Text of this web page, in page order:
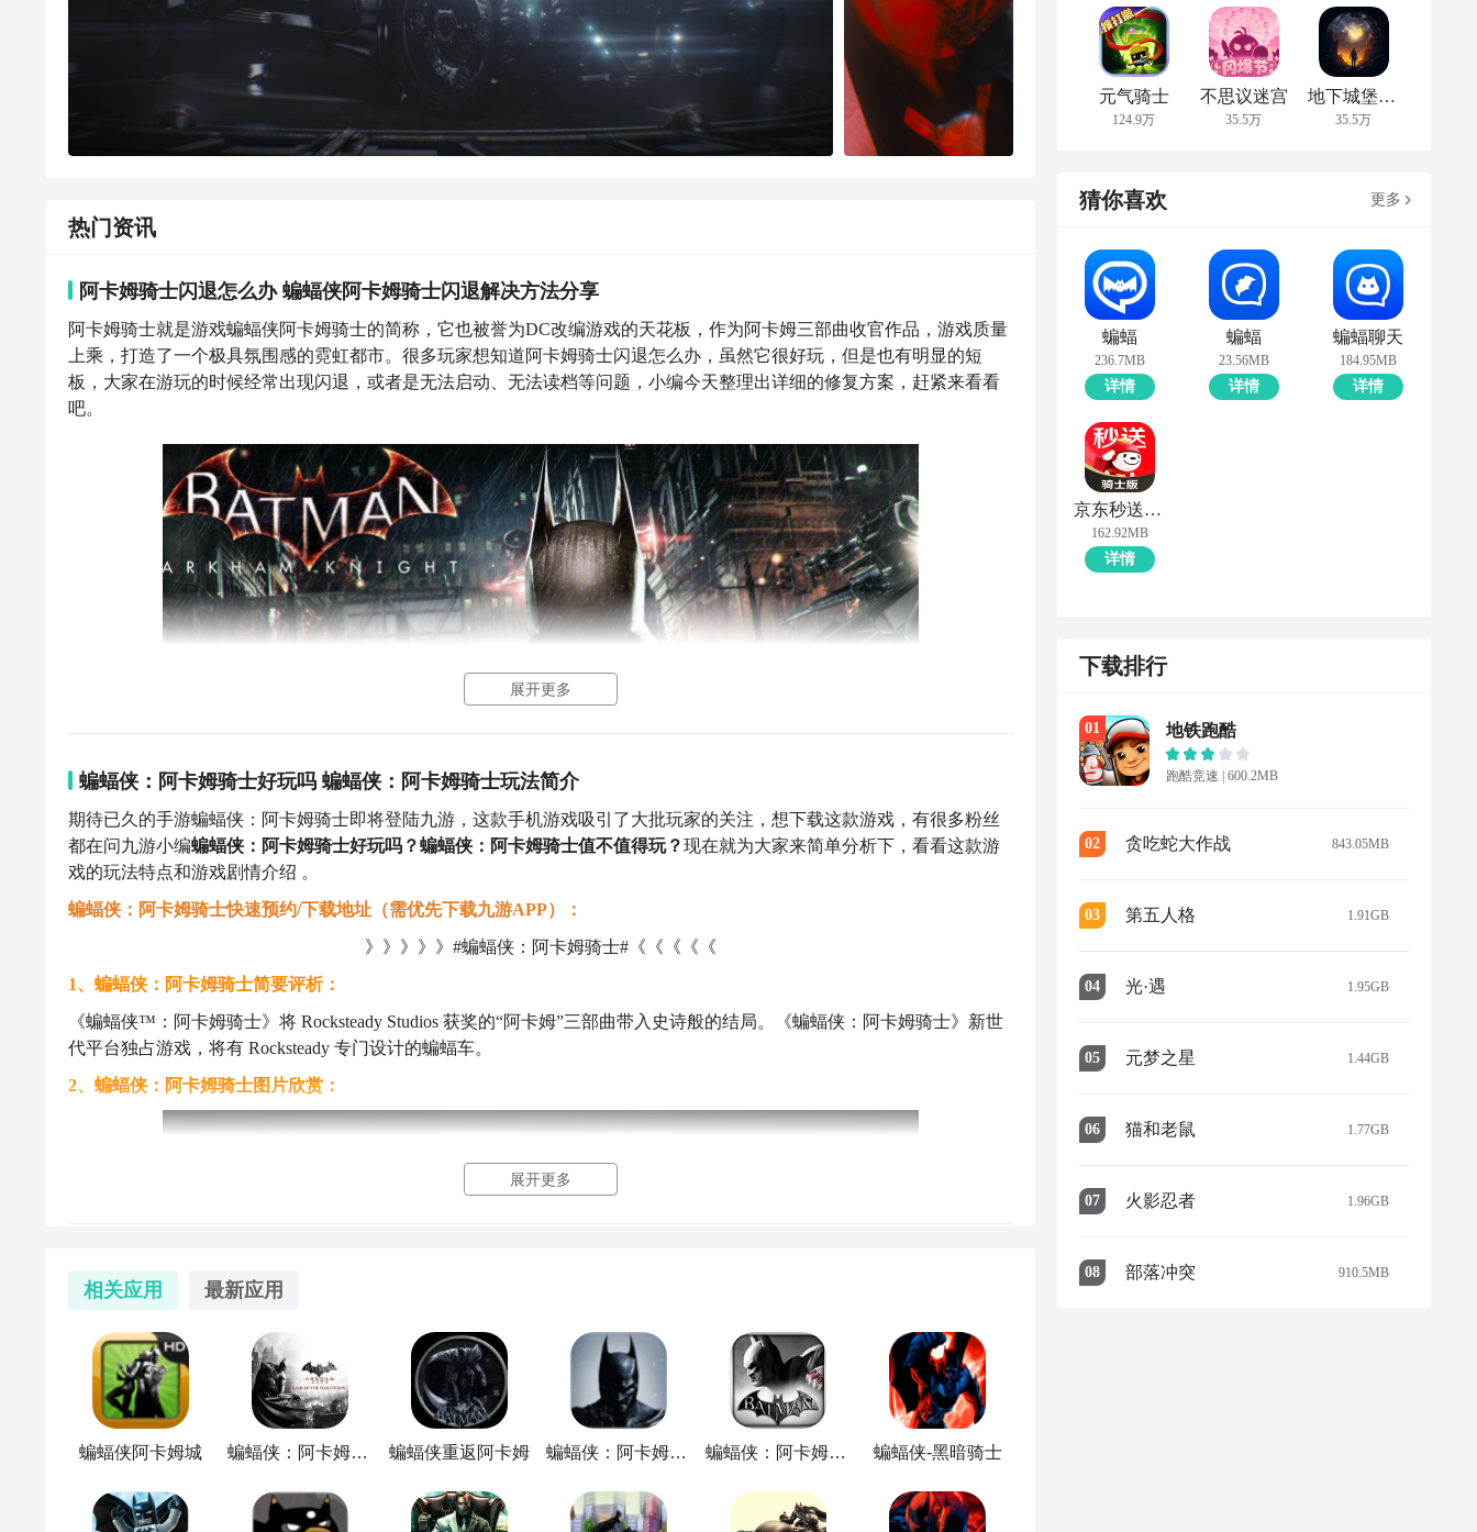
热门资讯
阿卡姆骑士闪退怎么办 蝙蝠侠阿卡姆骑士闪退解决方法分享
阿卡姆骑士就是游戏蝙蝠侠阿卡姆骑士的简称，它也被誉为DC改编游戏的天花板，作为阿卡姆三部曲收官作品，游戏质量
上乘，打造了一个极具氛围感的霓虹都市。很多玩家想知道阿卡姆骑士闪退怎么办，虽然它很好玩，但是也有明显的短
板，大家在游玩的时候经常出现闪退，或者是无法启动、无法读档等问题，小编今天整理出详细的修复方案，赶紧来看看
吧。
【biubiu加速器】最新版下载
首先要做的就是验证游戏文件是否完整，通常Epic和steam平台的游戏都有自修复功能，只要右键属性然后点击验证就可以
定的旧版驱动，还要勾选当前系统兼容，并确认是以管理员身份运行的。第三步就是调整游戏画质了，为了避免电脑运行
过载可以将英伟达毛发、烟雾等这些细节特效关闭掉，以30-60帧的
勋都先暂时关闭掉，确保没有直播、下载程序来占网，有条件的宝子还可以用游戏加速器，这样效果更明显。
展开更多
蝙蝠侠：阿卡姆骑士好玩吗 蝙蝠侠：阿卡姆骑士玩法简介
期待已久的手游蝙蝠侠：阿卡姆骑士即将登陆九游，这款手机游戏吸引了大批玩家的关注，想下载这款游戏，有很多粉丝
都在问九游小编蝙蝠侠：阿卡姆骑士好玩吗？蝙蝠侠：阿卡姆骑士值不值得玩？现在就为大家来简单分析下，看看这款游
戏的玩法特点和游戏剧情介绍 。
蝙蝠侠：阿卡姆骑士快速预约/下载地址（需优先下载九游APP）：
》》》》》#蝙蝠侠：阿卡姆骑士#《《《《《
1、蝙蝠侠：阿卡姆骑士简要评析：
《蝙蝠侠™：阿卡姆骑士》将 Rocksteady Studios 获奖的“阿卡姆”三部曲带入史诗般的结局。《蝙蝠侠：阿卡姆骑士》新世
代平台独占游戏，将有 Rocksteady 专门设计的蝙蝠车。
2、蝙蝠侠：阿卡姆骑士图片欣赏：
展开更多
帧怎么办？这并非是配置不够实用，大部分情况下都可能是系统的适应性，或者是网络传输的问题。那此时就可以选择一
款加速器，要说什么样的加速器可以选择，大家可以关注行业内
综合性能最优的biubiu加速器。
相关应用 最新应用
蝙蝠侠阿卡姆城 蝙蝠侠：阿卡姆之城 蝙蝠侠重返阿卡姆 蝙蝠侠：阿卡姆起源 蝙蝠侠：阿卡姆起源 Batman: Arkham Origins 蝙蝠侠-黑暗骑士
元气骑士
124.9万
不思议迷宫
35.5万
地下城堡2:黑暗觉醒
35.5万
猜你喜欢 更多
蝙蝠
236.7MB
详情
蝙蝠
23.56MB
详情
蝙蝠聊天
184.95MB
详情
京东秒送骑士
162.92MB
详情
下载排行
01 地铁跑酷
跑酷竞速 | 600.2MB
02 贪吃蛇大作战 843.05MB
03 第五人格 1.91GB
04 光·遇 1.95GB
05 元梦之星 1.44GB
06 猫和老鼠 1.77GB
07 火影忍者 1.96GB
08 部落冲突 910.5MB